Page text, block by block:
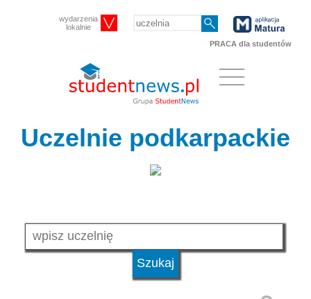
wydarzenia
lokalnie
PRACA dla studentów
Uczelnie podkarpackie